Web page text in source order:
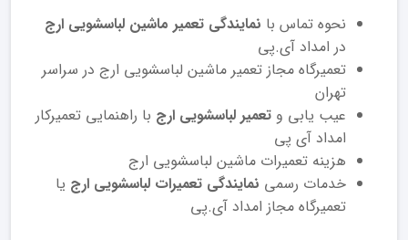
نحوه تماس با نمایندگی تعمیر ماشین لباسشویی ارج
در امداد آی.پی
تعمیرگاه مجاز تعمیر ماشین لباسشویی ارج در سراسر
تهران
عیب یابی و تعمیر لباسشویی ارج با راهنمایی تعمیرکار
امداد آی پی
هزینه تعمیرات ماشین لباسشویی ارج
خدمات رسمی نمایندگی تعمیرات لباسشویی ارج یا
تعمیرگاه مجاز امداد آی.پی